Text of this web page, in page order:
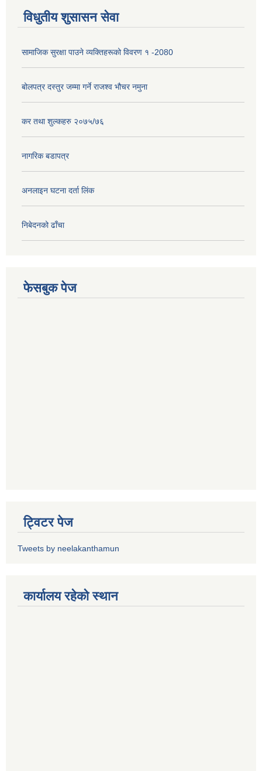
विधुतीय शुसासन सेवा
सामाजिक सुरक्षा पाउने व्यक्तिहरूको विवरण १ -2080
बोलपत्र दस्तुर जम्मा गर्ने राजश्व भौचर नमुना
कर तथा शुल्कहरु २०७५/७६
नागरिक बडापत्र
अनलाइन घटना दर्ता लिंक
निबेदनको ढाँचा
फेसबुक पेज
ट्विटर पेज
Tweets by neelakanthamun
कार्यालय रहेको स्थान